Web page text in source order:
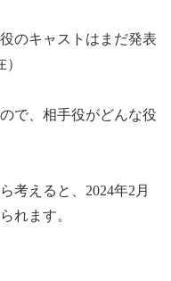
のキャストはまだ発表
で、 相手役がどんな役
考えると、2024年2月
れます。